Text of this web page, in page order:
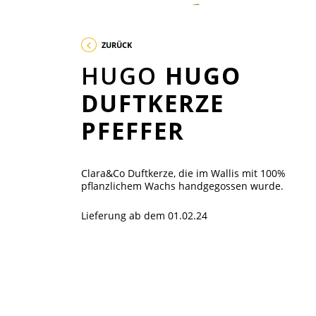
ZURÜCK
HUGO HUGO
DUFTKERZE
PFEFFER
Clara&Co Duftkerze, die im Wallis mit 100%
pflanzlichem Wachs handgegossen wurde.
Lieferung ab dem 01.02.24